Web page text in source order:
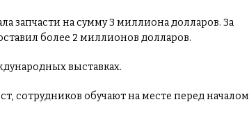
запчасти на сумму 3 миллиона долларов. За
более 2 миллионов долларов.
выставках.
сотрудников обучают на месте перед началом